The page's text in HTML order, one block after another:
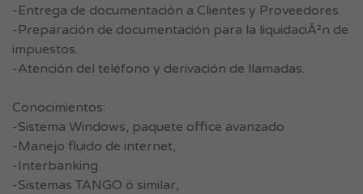
-Entrega de documentación a Clientes y Proveedores.
-Preparación de documentación para la liquidaciÃ²n de
impuestos.
-Atención del teléfono y derivación de llamadas.
Conocimientos:
-Sistema Windows, paquete office avanzado
-Manejo fluido de internet,
-Interbanking
-Sistemas TANGO ó similar,